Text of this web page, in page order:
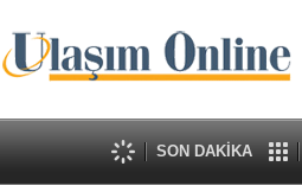
SON DAKİKA